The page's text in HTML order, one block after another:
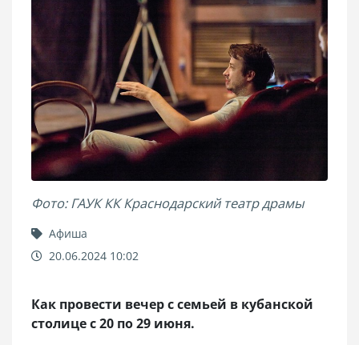
Фото: ГАУК КК Краснодарский театр драмы
Афиша
20.06.2024 10:02
Как провести вечер с семьей в кубанской
столице с 20 по 29 июня.